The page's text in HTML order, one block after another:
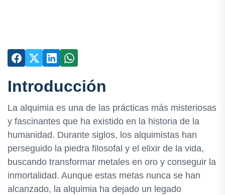
Introducción
La alquimia es una de las prácticas más misteriosas
y fascinantes que ha existido en la historia de la
humanidad. Durante siglos, los alquimistas han
perseguido la piedra filosofal y el elixir de la vida,
buscando transformar metales en oro y conseguir la
inmortalidad. Aunque estas metas nunca se han
alcanzado, la alquimia ha dejado un legado